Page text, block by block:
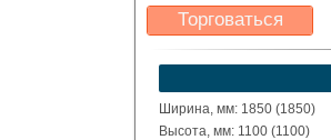
Торговаться
Какая цена Вас
устроит?
Указать цену
Ширина, мм: 1850 (1850)
Высота, мм: 1100 (1100)